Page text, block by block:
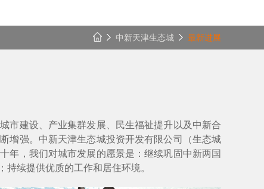
中新天津生态城 最新进展
市建设、产业集群发展、民生福祉提升以及中新合
增强。中新天津生态城投资开发有限公司（生态城
年，我们对城市发展的愿景是：继续巩固中新两国
续提供优质的工作和居住环境。